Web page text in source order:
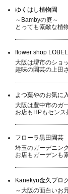
ゆくはし植物園
～Bambyの庭～
とっても素敵な植
flower shop
大阪は堺市のショ
趣味の園芸の上田
よつ葉やのお気に
大阪は豊中市のガ
お店もHPもセンス
フローラ黒田園芸
埼玉のガーデニン
お店もガーデンも
Kanekyu金久ブロ
～大阪の面白いお